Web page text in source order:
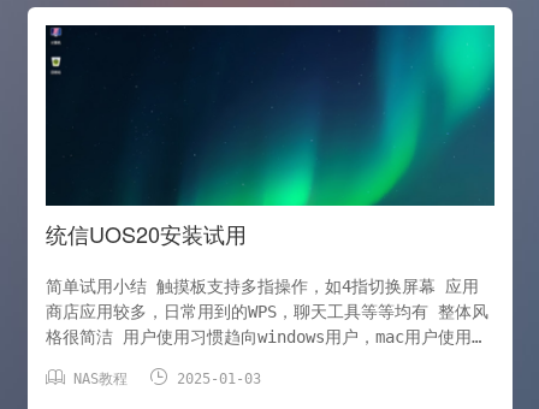
中的君主，是“三皇”与“五帝”的合称。从三皇时代到五帝时
代，中华文明探源工程称其为古国时代，在夏朝之前。其历
年无确数，最少数千年。 夏朝 前2070年-前1600年 夏朝
统信UOS20安装试用
简单试用小结 触摸板支持多指操作，如4指切换屏幕 应用
商店应用较多，日常用到的WPS，聊天工具等等均有 整体风
格很简洁 用户使用习惯趋向windows用户，mac用户使用时
持如mac不支持的ntfs也支持 简单介绍 官网
NAS教程  2025-01-03